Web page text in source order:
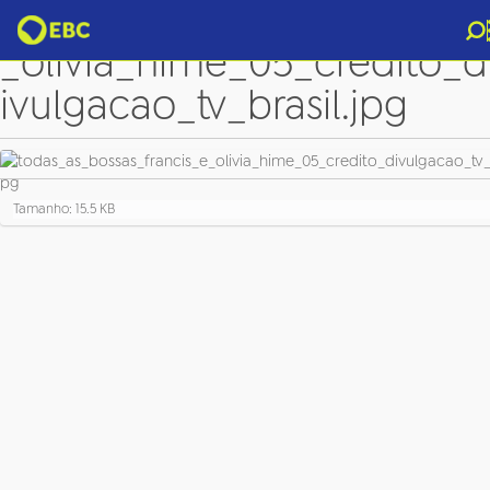
todas_as_bossas_francis_e
_olivia_hime_05_credito_d
ivulgacao_tv_brasil.jpg
C
l
Tamanho: 15.5 KB